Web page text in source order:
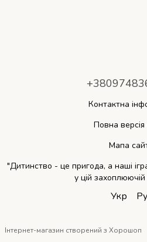
Контактна
Повна версія
Мапа
"Дитинство - це пригода, а наші
у цій
Укр
Інтернет-магазин створений з Хорошоп